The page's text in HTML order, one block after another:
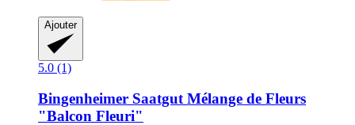
Ajouter
5.0 (1)
Bingenheimer Saatgut Mélange de Fleurs
"Balcon Fleuri"